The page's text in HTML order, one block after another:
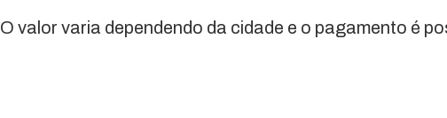
O valor varia dependendo da cidade e o pagamento é